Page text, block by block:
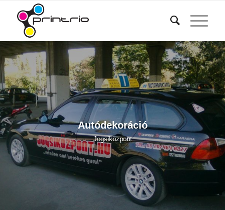
Autódekoráció
Jogsiközpont